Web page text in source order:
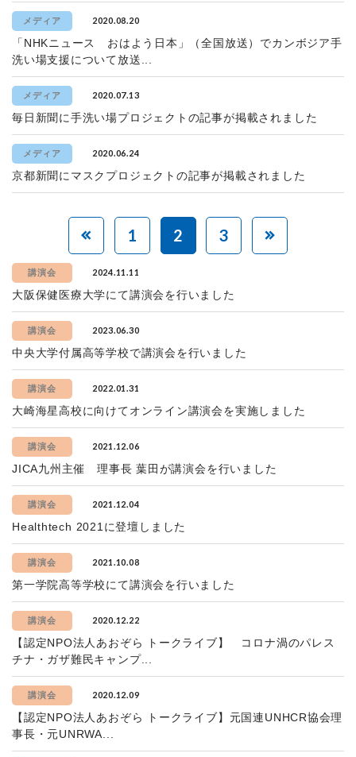
メディア 2020.08.20
「NHKニュース おはよう日本」（全国放送）でカンボジア手
洗い場支援について放送...
メディア 2020.07.13
毎日新聞に手洗い場プロジェクトの記事が掲載されました
メディア 2020.06.24
京都新聞にマスクプロジェクトの記事が掲載されました
1 2 3
講演会 2024.11.11
大阪保健医療大学にて講演会を行いました
講演会 2023.06.30
中央大学付属高等学校で講演会を行いました
講演会 2022.01.31
大崎海星高校に向けてオンライン講演会を実施しました
講演会 2021.12.06
JICA九州主催 理事長 葉田が講演会を行いました
講演会 2021.12.04
Healthtech 2021に登壇しました
講演会 2021.10.08
第一学院高等学校にて講演会を行いました
講演会 2020.12.22
【認定NPO法人あおぞら トークライブ】 コロナ渦のパレス
チナ・ガザ難民キャンプ...
講演会 2020.12.09
【認定NPO法人あおぞら トークライブ】元国連UNHCR協会理
事長・元UNRWA...